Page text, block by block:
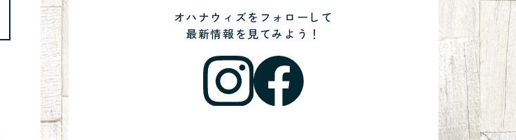
オハナウィズをフォローして
最新情報を見てみよう！